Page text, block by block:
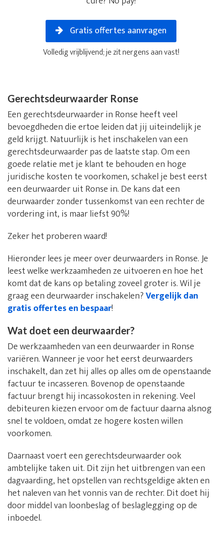
Gratis offertes aanvragen
Volledig vrijblijvend; je zit nergens aan vast!
Gerechtsdeurwaarder Ronse
Een gerechtsdeurwaarder in Ronse heeft veel
bevoegdheden die ertoe leiden dat jij uiteindelijk je
geld krijgt. Natuurlijk is het inschakelen van een
gerechtsdeurwaarder pas de laatste stap. Om een
goede relatie met je klant te behouden en hoge
juridische kosten te voorkomen, schakel je best eerst
een deurwaarder uit Ronse in. De kans dat een
deurwaarder zonder tussenkomst van een rechter de
vordering int, is maar liefst 90%!
Zeker het proberen waard!
Hieronder lees je meer over deurwaarders in Ronse. Je
leest welke werkzaamheden ze uitvoeren en hoe het
komt dat de kans op betaling zoveel groter is. Wil je
graag een deurwaarder inschakelen?Vergelijk dan
gratis offertes en bespaar!
Wat doet een deurwaarder?
De werkzaamheden van een deurwaarder in Ronse
variëren. Wanneer je voor het eerst deurwaarders
inschakelt, dan zet hij alles op alles om de openstaande
factuur te incasseren. Bovenop de openstaande
factuur brengt hij incassokosten in rekening. Veel
debiteuren kiezen ervoor om de factuur daarna alsnog
snel te voldoen, omdat ze hogere kosten willen
voorkomen.
Daarnaast voert een gerechtsdeurwaarder ook
ambtelijke taken uit. Dit zijn het uitbrengen van een
dagvaarding, het opstellen van rechtsgeldige akten en
het naleven van het vonnis van de rechter. Dit doet hij
door middel van loonbeslag of beslaglegging op de
inboedel.